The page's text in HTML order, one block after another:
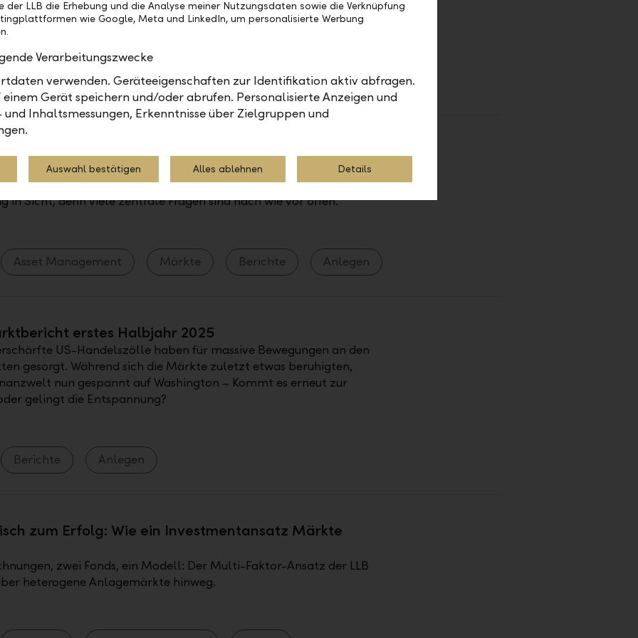
als Wertpapiere, Gold, Kunst oder Bargeld zusammen.
Vorsorge Nachlass Anlegen
sich die EU und die USA auf ein Handelsabkommen verständigt.
konnte damit verhindert werden. Trotzdem ist keine echte
in Sicht, denn viele zentrale Fragen sind nach wie vor offen.
Asset Management Märkte Berichte Anlegen
erstes Halbjahr 2025
US-Handelszölle haben für massive Bewegungen an den
gesorgt. Während sich die Märkte zuletzt etwas beruhigten,
nun gespannt auf Washington – Kommt es erneut zur
gelingt die Entspannung?
Berichte Anlegen
zum Erfolg: Wie ein Investmentansatz Märkte
zwei Fonds, ein Modell: Der Multi-Faktor-Ansatz der LLB
heterogene Anlagemärkte hinweg.
der LLB die Erhebung und die Analyse meiner Nutzungsdaten sowie die Verknüpfung
wie Google, Meta und LinkedIn, um personalisierte Werbung
Verarbeitungszwecke
verwenden. Geräteeigenschaften zur Identifikation aktiv abfragen.
Gerät speichern und/oder abrufen. Personalisierte Anzeigen und
Inhaltsmessungen, Erkenntnisse über Zielgruppen und
Auswahl bestätigen Alles ablehnen Details